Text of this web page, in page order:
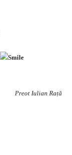
Preot Iulian Rață